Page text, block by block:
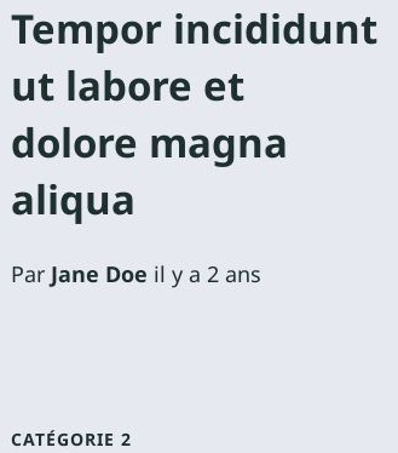
Tempor incididunt
ut labore et
dolore magna
aliqua
Par Jane Doe il y a 2 ans
CATÉGORIE 2